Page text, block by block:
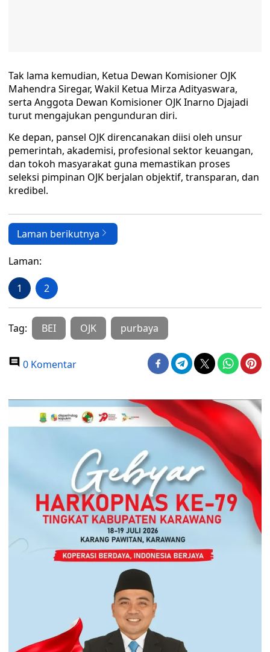
Tak lama kemudian, Ketua Dewan Komisioner OJK
Mahendra Siregar, Wakil Ketua Mirza Adityaswara,
serta Anggota Dewan Komisioner OJK Inarno Djajadi
turut mengajukan pengunduran diri.
Ke depan, pansel OJK direncanakan diisi oleh unsur
pemerintah, akademisi, profesional sektor keuangan,
dan tokoh masyarakat guna memastikan proses
seleksi pimpinan OJK berjalan objektif, transparan, dan
kredibel.
Laman berikutnya
Laman:
1 2
Tag: BEI OJK purbaya
0 Komentar